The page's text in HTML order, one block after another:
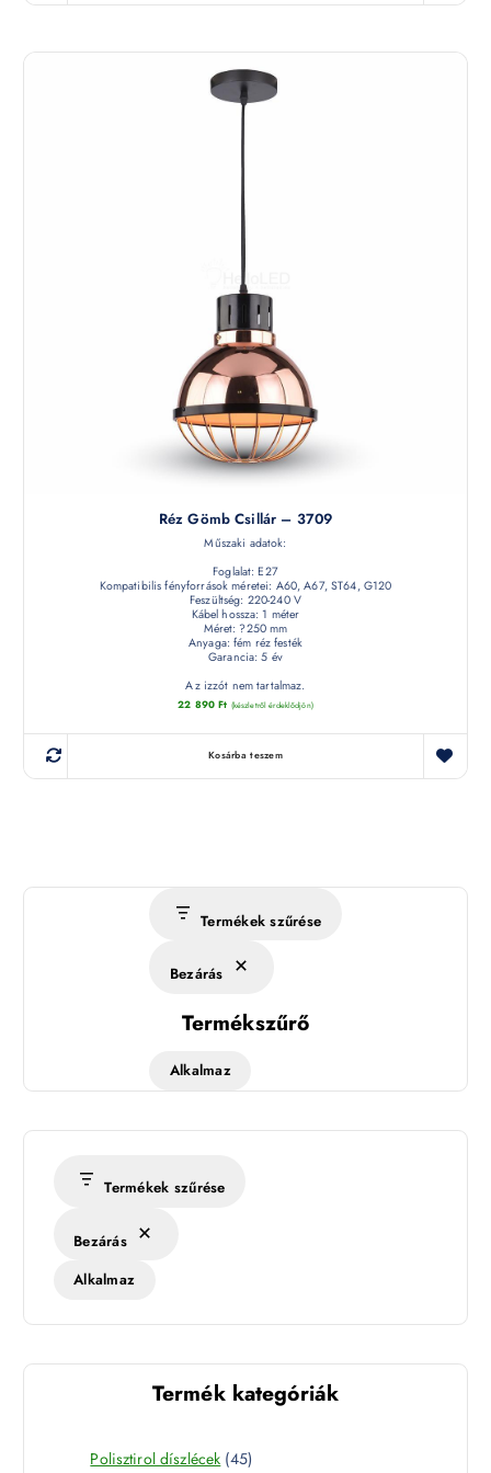
Réz Gömb Csillár – 3709
Műszaki adatok:
Foglalat: E27
Kompatibilis fényforrások méretei: A60, A67, ST64, G120
Feszültség: 220-240 V
Kábel hossza: 1 méter
Méret: ?250 mm
Anyaga: fém réz festék
Garancia: 5 év
Az izzót nem tartalmaz.
22 890Ft (készletről érdeklődjön)
Kosárba teszem
Termékek szűrése
Bezárás
Termékszűrő
Alkalmaz
Termékek szűrése
Bezárás
Alkalmaz
Termék kategóriák
Polisztirol díszlécek 454